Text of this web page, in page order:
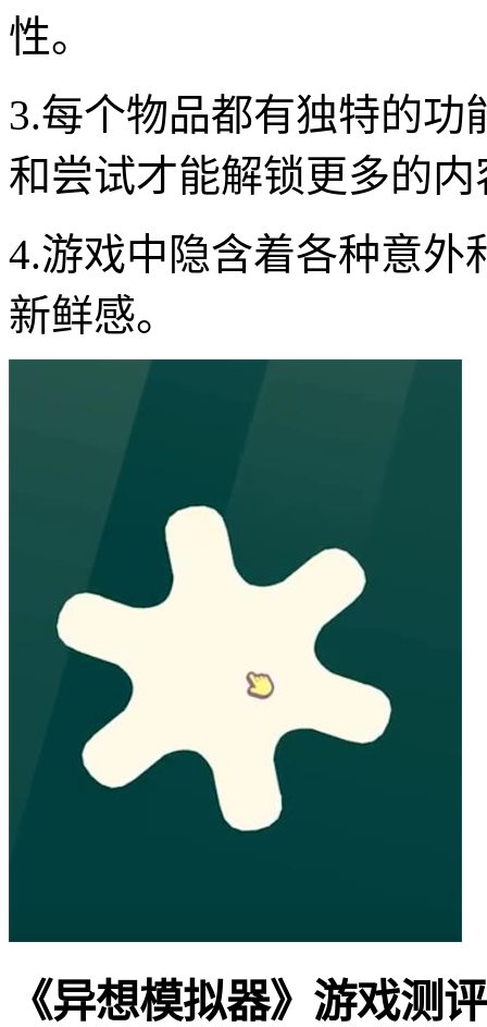
性。
3.每个物品都有独特的
和尝试才能解锁更多的内
4.游戏中隐含着各种意外
新鲜感。
《异想模拟器》游戏测